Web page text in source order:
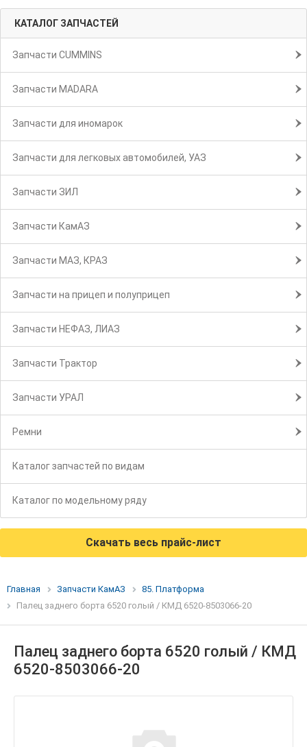
КАТАЛОГ ЗАПЧАСТЕЙ
Запчасти CUMMINS
Запчасти MADARA
Запчасти для иномарок
Запчасти для легковых автомобилей, УАЗ
Запчасти ЗИЛ
Запчасти КамАЗ
Запчасти МАЗ, КРАЗ
Запчасти на прицеп и полуприцеп
Запчасти НЕФАЗ, ЛИАЗ
Запчасти Трактор
Запчасти УРАЛ
Ремни
Каталог запчастей по видам
Каталог по модельному ряду
Скачать весь прайс-лист
Главная Запчасти КамАЗ
85. Платформа
Палец заднего борта 6520 голый / КМД 6520-8503066-20
Палец заднего борта 6520 голый / КМД
6520-8503066-20